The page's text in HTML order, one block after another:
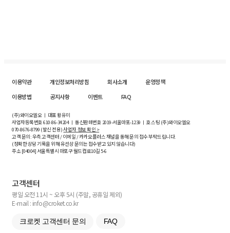
이용약관 개인정보처리방침 회사소개
운영정책
이용방법
공지사항 이벤트 FAQ
(주)와이오엘오 ㅣ 대표 황유미
사업자등록번호610-86-34204ㅣ 통신판매번호 2019-서울마포-1239 ㅣ 호스팅 (주)와이오엘오
070-8676-8799 (발신 전용)사업자 정보 확인 >
고객 문의: 우측 고객센터 / 이메일 / 카카오플러스 채널을 통해 문의 접수 부탁드립니다.
(정확한 상담 기록을 위해 유선상 문의는 접수받고 있지 않습니다)
주소 [04004] 서울특별시 마포구 월드컵로10길5-6
고객센터
평일 오전 11시 ~ 오후 5시 (주말, 공휴일 제외)
E-mail : info@croket.co.kr
크로켓 고객센터 문의 FAQ